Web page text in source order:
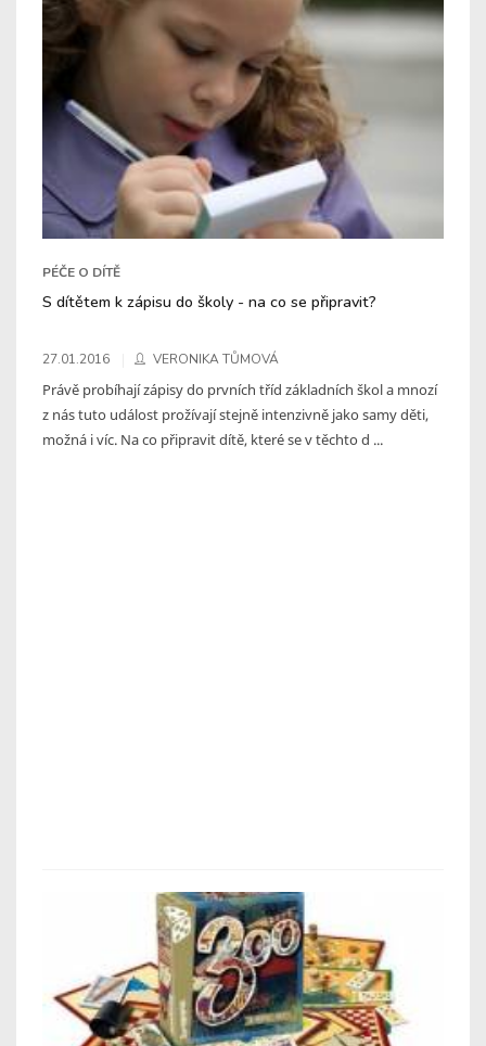
PÉČE O DÍTĚ
S dítětem k zápisu do školy - na co se připravit?
27.01.2016 VERONIKA TŮMOVÁ
Právě probíhají zápisy do prvních tříd základních škol a mnozí
z nás tuto událost prožívají stejně intenzivně jako samy děti,
možná i víc. Na co připravit dítě, které se v těchto d ...